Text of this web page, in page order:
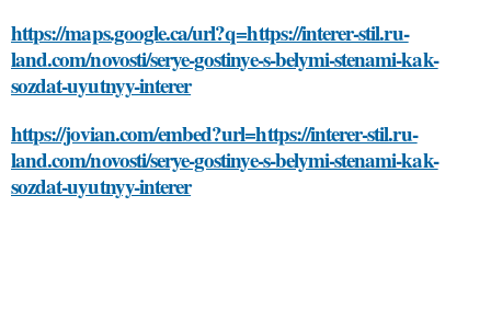
https://maps.google.ca/url?q=https://interer-stil.ru-
land.com/novosti/serye-gostinye-s-belymi-stenami-kak-
sozdat-uyutnyy-interer
https://jovian.com/embed?url=https://interer-stil.ru-
land.com/novosti/serye-gostinye-s-belymi-stenami-kak-
sozdat-uyutnyy-interer